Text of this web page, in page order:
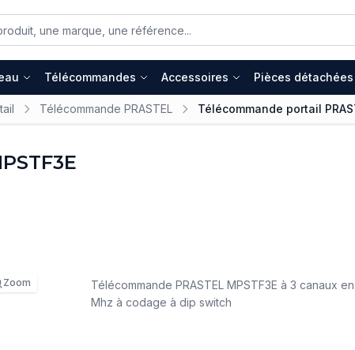
Télécommandes Accessoires Pièces détachées
Télécommande PRASTEL Télécommande portail
Zoom
Télécommande PRASTEL MPSTF3E à 3 canaux
Mhz à codage à dip switch